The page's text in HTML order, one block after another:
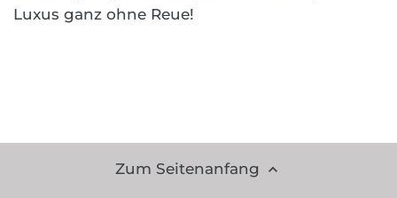
Luxus ganz ohne Reue!
Zum Seitenanfang